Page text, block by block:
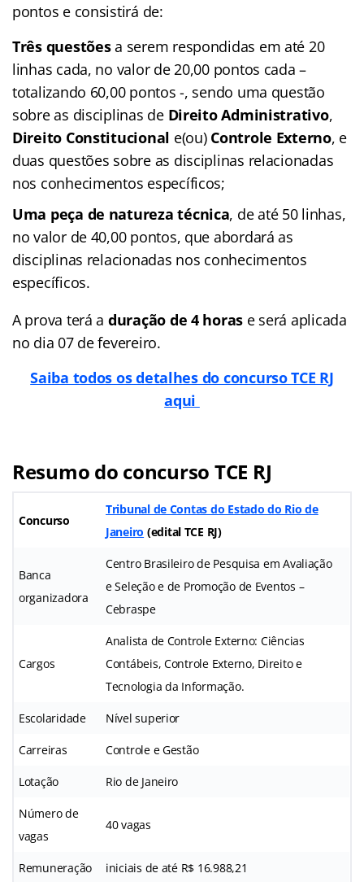
pontos e consistirá de:
Três questõesa serem respondidas em até 20
linhas cada, no valor de 20,00 pontos cada –
totalizando 60,00 pontos -, sendo uma questão
sobre as disciplinas de Direito Administrativo,
Direito Constitucional e(ou) Controle Externo, e
duas questões sobre as disciplinas relacionadas
nos conhecimentos específicos;
Uma peça de natureza técnica, de até 50 linhas,
no valor de 40,00 pontos, que abordará as
disciplinas relacionadas nos conhecimentos
específicos.
A prova terá a duração de 4 horas e será aplicada
no dia 07 de fevereiro.
Saiba todos os detalhes do concurso TCE RJ
aqui
Resumo do concurso TCE RJ
Concurso
Tribunal de Contas do Estado do Rio de
Janeiro (edital TCE RJ)
Banca
organizadora
Centro Brasileiro de Pesquisa em Avaliação
e Seleção e de Promoção de Eventos –
Cebraspe
Cargos
Analista de Controle Externo: Ciências
Contábeis, Controle Externo, Direito e
Tecnologia da Informação.
Escolaridade Nível superior
Carreiras Controle e Gestão
Lotação Rio de Janeiro
Número de
vagas
40 vagas
Remuneração iniciais de até R$ 16.988,21